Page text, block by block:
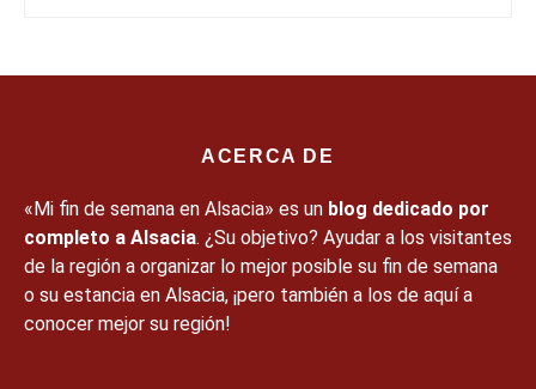
ACERCA DE
«Mi fin de semana en Alsacia» es un blog dedicado por
completo a Alsacia. ¿Su objetivo? Ayudar a los visitantes
de la región a organizar lo mejor posible su fin de semana
o su estancia en Alsacia, ¡pero también a los de aquí a
conocer mejor su región!